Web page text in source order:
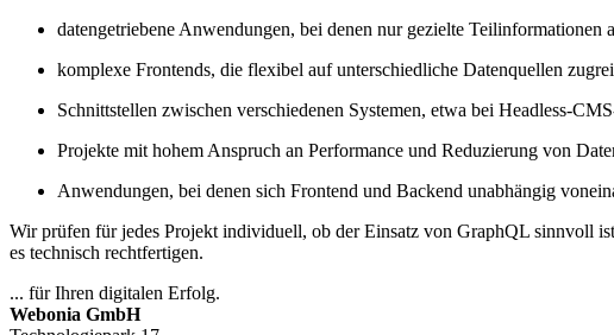
datengetriebene Anwendungen, bei denen nur gezielte Teilinformationen
komplexe Frontends, die flexibel auf unterschiedliche Datenquellen
Schnittstellen zwischen verschiedenen Systemen, etwa bei Headless-
Projekte mit hohem Anspruch an Performance und Reduzierung von
Anwendungen, bei denen sich Frontend und Backend unabhängig
Wir prüfen für jedes Projekt individuell, ob der Einsatz von GraphQL sinnvoll
es technisch rechtfertigen.
... für Ihren digitalen Erfolg.
Webonia GmbH